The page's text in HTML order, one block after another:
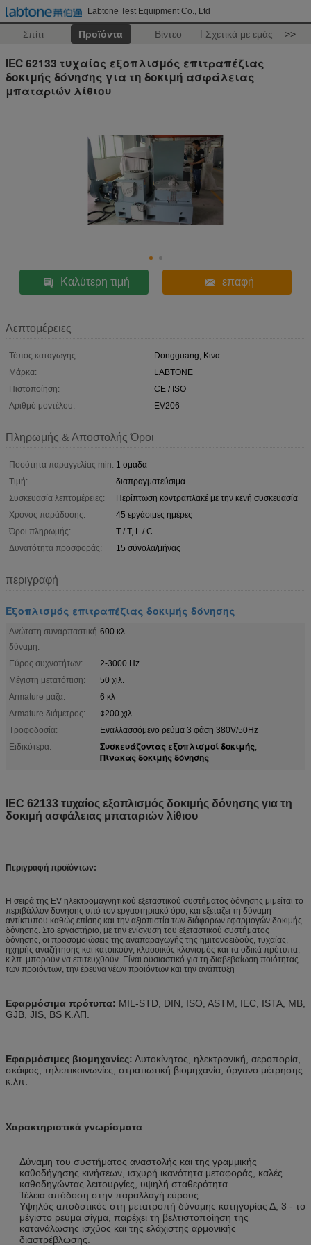
Labtone Test Equipment Co., Ltd
Σπίτι Προϊόντα Βίντεο Σχετικά με εμάς >>
IEC 62133 τυχαίος εξοπλισμός επιτραπέζιας
δοκιμής δόνησης για τη δοκιμή ασφάλειας
μπαταριών λίθιου
Καλύτερη τιμή επαφή
Λεπτομέρειες
Τόπος καταγωγής:
Dongguang, Κίνα
Μάρκα:
LABTONE
Πιστοποίηση:
CE / ISO
Αριθμό μοντέλου:
EV206
Πληρωμής & Αποστολής Όροι
Ποσότητα παραγγελίας min: 1 ομάδα
Τιμή:
διαπραγματεύσιμα
Συσκευασία λεπτομέρειες:
Περίπτωση κοντραπλακέ με την κενή συσκευασία
Χρόνος παράδοσης:
45 εργάσιμες ημέρες
Όροι πληρωμής:
T / T, L / C
Δυνατότητα προσφοράς:
15 σύνολα/μήνας
περιγραφή
Εξοπλισμός επιτραπέζιας δοκιμής δόνησης
Ανώτατη συναρπαστική
δύναμη:
600 κλ
Εύρος συχνοτήτων:
2-3000 Hz
Μέγιστη μετατόπιση:
50 χιλ.
Armature μάζα:
6 κλ
Armature διάμετρος:
¢200 χιλ.
Τροφοδοσία:
Εναλλασσόμενο ρεύμα 3 φάση 380V/50Hz
Ειδικότερα:
Συσκευάζοντας εξοπλισμοί δοκιμής,
Πίνακας δοκιμής δόνησης
IEC 62133 τυχαίος εξοπλισμός δοκιμής δόνησης για τη
δοκιμή ασφάλειας μπαταριών λίθιου
Περιγραφή προϊόντων:
Η σειρά της EV ηλεκτρομαγνητικού εξεταστικού συστήματος δόνησης μιμείται το
περιβάλλον δόνησης υπό τον εργαστηριακό όρο, και εξετάζει τη δύναμη
αντίκτυπου καθώς επίσης και την αξιοπιστία των διάφορων εφαρμογών δοκιμής
δόνησης. Στο εργαστήριο, με την ενίσχυση του εξεταστικού συστήματος
δόνησης, οι προσομοιώσεις της αναπαραγωγής της ημιτονοειδούς, τυχαίας,
ηχηρής αναζήτησης και κατοικούν, κλασσικός κλονισμός και τα οδικά πρότυπα,
κ.λπ. μπορούν να επιτευχθούν. Είναι ουσιαστικό για τη διαβεβαίωση ποιότητας
των προϊόντων, την έρευνα νέων προϊόντων και την ανάπτυξη
Εφαρμόσιμα πρότυπα: MIL-STD, DIN, ISO, ASTM, IEC, ISTA, ΜΒ,
GJB, JIS, BS Κ.ΛΠ.
Εφαρμόσιμες βιομηχανίες: Αυτοκίνητος, ηλεκτρονική, αεροπορία,
σκάφος, τηλεπικοινωνίες, στρατιωτική βιομηχανία, όργανο μέτρησης
κ.λπ.
Χαρακτηριστικά γνωρίσματα:
Δύναμη του συστήματος αναστολής και της γραμμικής
καθοδήγησης κινήσεων, ισχυρή ικανότητα μεταφοράς, καλές
καθοδηγώντας λειτουργίες, υψηλή σταθερότητα.
Τέλεια απόδοση στην παραλλαγή εύρους.
Υψηλός αποδοτικός στη μετατροπή δύναμης κατηγορίας Δ, 3 - το
μέγιστο ρεύμα σίγμα, παρέχει τη βελτιστοποίηση της
κατανάλωσης ισχύος και της ελάχιστης αρμονικής
διαστρέβλωσης.